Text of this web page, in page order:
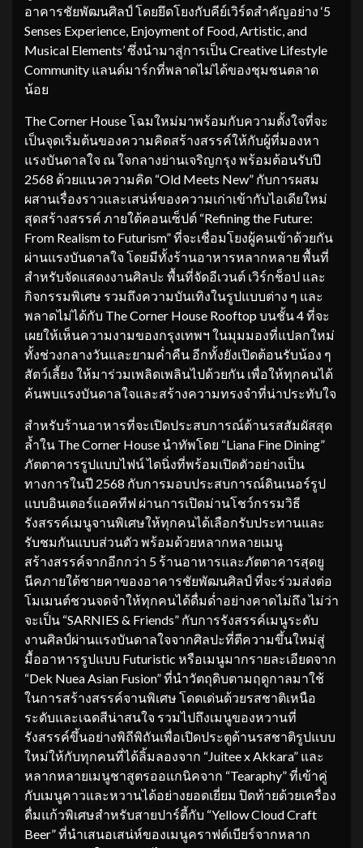
อาคารชัยพัฒนศิลป์ โดยยึดโยงกับคีย์เวิร์ดสำคัญอย่าง ‘5
Senses Experience, Enjoyment of Food, Artistic, and
Musical Elements’ ซึ่งนำมาสู่การเป็น Creative Lifestyle
Community แลนด์มาร์กที่พลาดไม่ได้ของชุมชนตลาด
น้อย
The Corner House โฉมใหม่มาพร้อมกับความตั้งใจที่จะ
เป็นจุดเริ่มต้นของความคิดสร้างสรรค์ให้กับผู้ที่มองหา
แรงบันดาลใจ ณ ใจกลางย่านเจริญกรุง พร้อมต้อนรับปี
2568 ด้วยแนวความคิด “Old Meets New” กับการผสม
ผสานเรื่องราวและเสน่ห์ของความเก่าเข้ากับไอเดียใหม่
สุดสร้างสรรค์ ภายใต้คอนเซ็ปต์ “Refining the Future:
From Realism to Futurism” ที่จะเชื่อมโยงผู้คนเข้าด้วยกัน
ผ่านแรงบันดาลใจ โดยมีทั้งร้านอาหารหลากหลาย พื้นที่
สำหรับจัดแสดงงานศิลปะ พื้นที่จัดอีเวนต์ เวิร์กช็อป และ
กิจกรรมพิเศษ รวมถึงความบันเทิงในรูปแบบต่าง ๆ และ
พลาดไม่ได้กับ The Corner House Rooftop บนชั้น 4 ที่จะ
เผยให้เห็นความงามของกรุงเทพฯ ในมุมมองที่แปลกใหม่
ทั้งช่วงกลางวันและยามค่ำคืน อีกทั้งยังเปิดต้อนรับน้อง ๆ
สัตว์เลี้ยง ให้มาร่วมเพลิดเพลินไปด้วยกัน เพื่อให้ทุกคนได้
ค้นพบแรงบันดาลใจและสร้างความทรงจำที่น่าประทับใจ
สำหรับร้านอาหารที่จะเปิดประสบการณ์ด้านรสสัมผัสสุด
ล้ำใน The Corner House นำทัพโดย “Liana Fine Dining”
ภัตตาคารรูปแบบไฟน์ ไดนิ่งที่พร้อมเปิดตัวอย่างเป็น
ทางการในปี 2568 กับการมอบประสบการณ์ดินเนอร์รูป
แบบอินเตอร์แอคทีฟ ผ่านการเปิดม่านโชว์กรรมวิธี
รังสรรค์เมนูจานพิเศษให้ทุกคนได้เลือกรับประทานและ
รับชมกันแบบส่วนตัว พร้อมด้วยหลากหลายเมนู
สร้างสรรค์จากอีกกว่า 5 ร้านอาหารและภัตตาคารสุดยู
นีคภายใต้ชายคาของอาคารชัยพัฒนศิลป์ ที่จะร่วมส่งต่อ
โมเมนต์ชวนจดจำให้ทุกคนได้ดื่มด่ำอย่างคาดไม่ถึง ไม่ว่า
จะเป็น “SARNIES & Friends” กับการรังสรรค์เมนูระดับ
งานศิลป์ผ่านแรงบันดาลใจจากศิลปะที่ตีความขึ้นใหม่สู่
มื้ออาหารรูปแบบ Futuristic หรือเมนูมากรายละเอียดจาก
“Dek Nuea Asian Fusion” ที่นำวัตถุดิบตามฤดูกาลมาใช้
ในการสร้างสรรค์จานพิเศษ โดดเด่นด้วยรสชาติเหนือ
ระดับและเฉดสีน่าสนใจ รวมไปถึงเมนูของหวานที่
รังสรรค์ขึ้นอย่างพิถีพิถันเพื่อเปิดประตูด้านรสชาติรูปแบบ
ใหม่ให้กับทุกคนที่ได้ลิ้มลองจาก “Juitee x Akkara” และ
หลากหลายเมนูชาสูตรออแกนิคจาก “Tearaphy” ที่เข้าคู่
กับเมนูคาวและหวานได้อย่างยอดเยี่ยม ปิดท้ายด้วยเครื่อง
ดื่มแก้วพิเศษสำหรับสายปาร์ตี้กับ “Yellow Cloud Craft
Beer” ที่นำเสนอเสน่ห์ของเมนูคราฟต์เบียร์จากหลาก